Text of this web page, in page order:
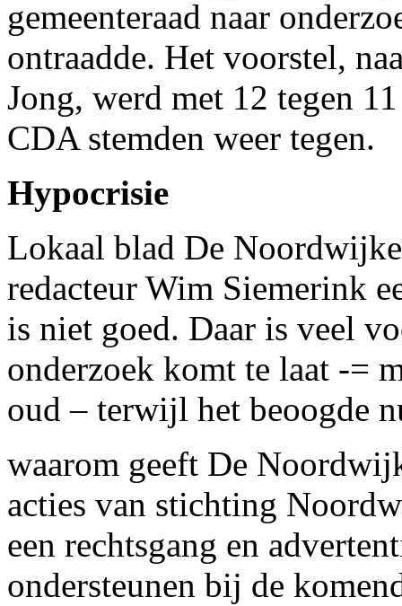
gemeenteraad naar
ontraadde. Het voorstel,
Jong, werd met 12 tegen
CDA stemden weer tegen.
Hypocrisie
Lokaal blad De
redacteur Wim Siemerink
is niet goed. Daar is veel
onderzoek komt te laat -=
oud – terwijl het beoogde
waarom geeft De
acties van stichting
een rechtsgang en
ondersteunen bij de